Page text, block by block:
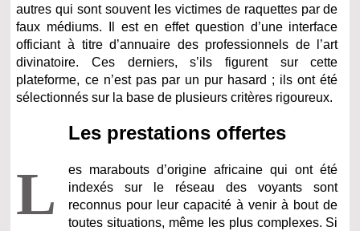
autres qui sont souvent les victimes de raquettes par de
faux médiums. Il est en effet question d’une interface
officiant à titre d’annuaire des professionnels de l’art
divinatoire. Ces derniers, s’ils figurent sur cette
plateforme, ce n’est pas par un pur hasard ; ils ont été
sélectionnés sur la base de plusieurs critères rigoureux.
Les prestations offertes
L
es marabouts d’origine africaine qui ont été
indexés sur le réseau des voyants sont
reconnus pour leur capacité à venir à bout de
toutes situations, même les plus complexes. Si